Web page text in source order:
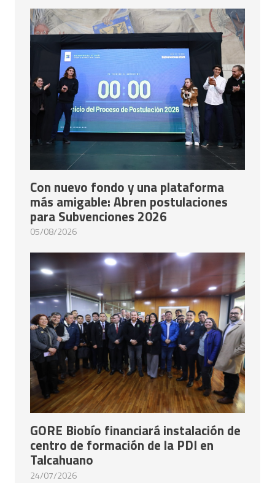
Con nuevo fondo y una plataforma
más amigable: Abren postulaciones
para Subvenciones 2026
05/08/2026
GORE Biobío financiará instalación de
centro de formación de la PDI en
Talcahuano
24/07/2026